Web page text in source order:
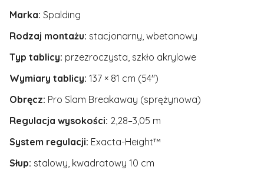
Marka: Spalding
Rodzaj montażu: stacjonarny, wbetonowy
Typ tablicy: przezroczysta, szkło akrylowe
Wymiary tablicy: 137 × 81 cm (54")
Obręcz: Pro Slam Breakaway (sprężynowa)
Regulacja wysokości: 2,28–3,05 m
System regulacji: Exacta-Height™
Słup: stalowy, kwadratowy 10 cm